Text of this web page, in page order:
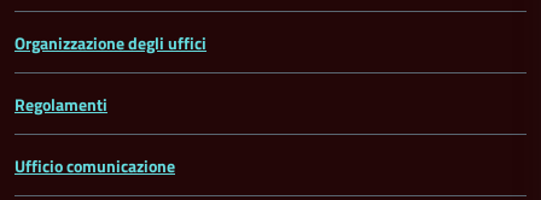
Organizzazione degli uffici
Regolamenti
Ufficio comunicazione